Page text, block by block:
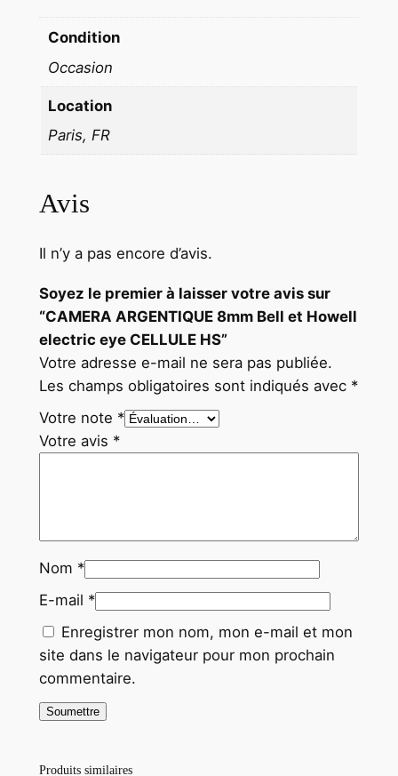
Condition
Occasion
Location
Paris, FR
Avis
Il n’y a pas encore d’avis.
Soyez le premier à laisser votre avis sur
“CAMERA ARGENTIQUE 8mm Bell et Howell
electric eye CELLULE HS”
Votre adresse e-mail ne sera pas publiée.
Les champs obligatoires sont indiqués avec *
Votre note *
Votre avis *
Nom *
E-mail *
Enregistrer mon nom, mon e-mail et mon
site dans le navigateur pour mon prochain
commentaire.
Produits similaires